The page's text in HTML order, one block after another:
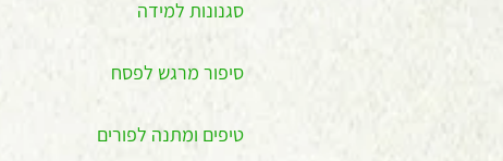
סגנונות למידה
סיפור מרגש לפסח
טיפים ומתנה לפורים